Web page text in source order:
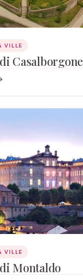
VILLE
Casalborgone
VILLE
Montaldo